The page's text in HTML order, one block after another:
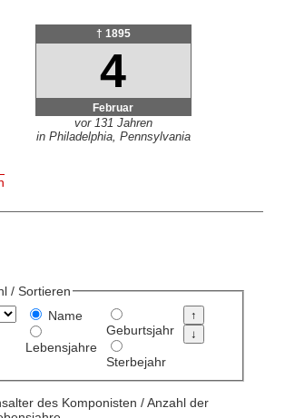
† 1895
4
Februar
vor 131 Jahren
in Philadelphia, Pennsylvania
/ Sortieren
Name
Lebensjahre
Geburtsjahr
Sterbejahr
des Komponisten / Anzahl der